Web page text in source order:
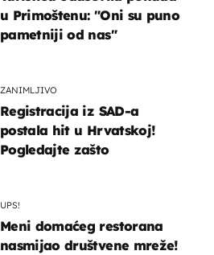
u Primoštenu: "Oni su puno
pametniji od nas"
ZANIMLJIVO
Registracija iz SAD-a
postala hit u Hrvatskoj!
Pogledajte zašto
UPS!
Meni domaćeg restorana
nasmijao društvene mreže!